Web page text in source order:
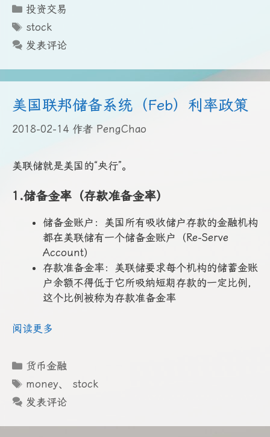
分
类
投资交易
标
签
stock
发表评论
美国联邦储备系统（Feb）利率政策
2018-02-14 作者 PengChao
美联储就是美国的“央行”。
1.储备金率（存款准备金率）
储备金账户：美国所有吸收储户存款的金融机构
都在美联储有一个储备金账户（Re-Serve
Account）
存款准备金率：美联储要求每个机构的储蓄金账
户余额不得低于它所吸纳短期存款的一定比例，
这个比例被称为存款准备金率
阅读更多
分
货币金融
标
签
money、 stock
发表评论